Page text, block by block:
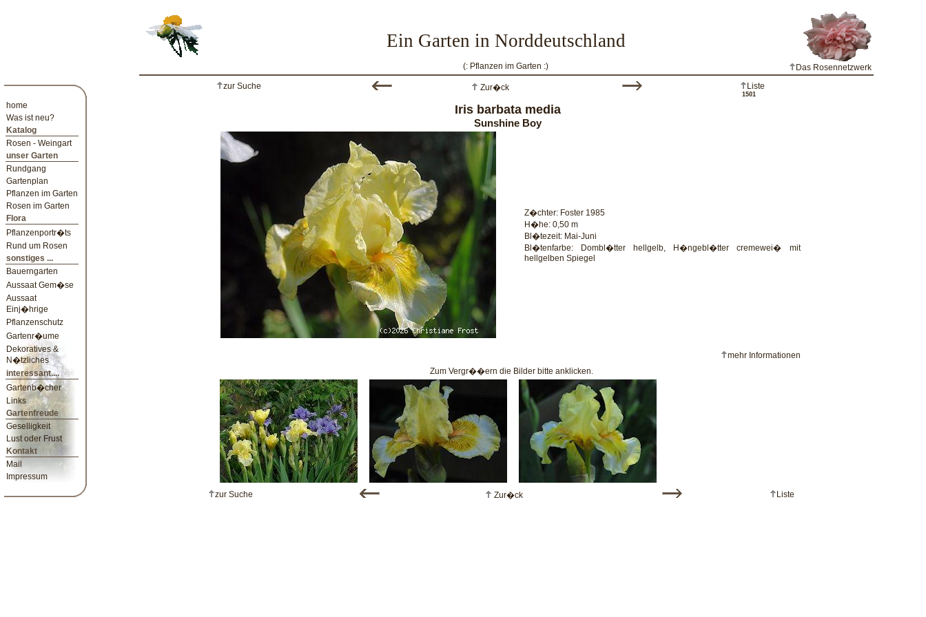
Ein Garten in Norddeutschland
(: Pflanzen im Garten :) Das Rosennetzwerk
home
Was ist neu?
Katalog
Rosen - Weingart
unser Garten
Rundgang
Gartenplan
Pflanzen im Garten
Rosen im Garten
Flora
Pflanzenportr�ts
Rund um Rosen
sonstiges ...
Bauerngarten
Aussaat Gem�se
Aussaat
Einj�hrige
Pflanzenschutz
Gartenr�ume
Dekoratives &
N�tzliches
interessant....
Gartenb�cher
Links
Gartenfreude
Geselligkeit
Lust oder Frust
Kontakt
Mail
Impressum
zur Suche Zur�ck Liste
1501
Iris barbata media
Sunshine Boy
Z�chter: Foster 1985
H�he: 0,50 m
Bl�tezeit: Mai-Juni
Bl�tenfarbe: Dombl�tter hellgelb, H�ngebl�tter cremewei� mit
hellgelben Spiegel
mehr Informationen
Zum Vergr��ern die Bilder bitte anklicken.
zur Suche Zur�ck Liste